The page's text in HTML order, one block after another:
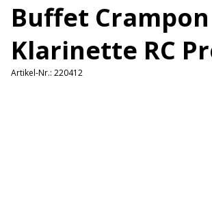
Buffet Crampon
Klarinette RC
Artikel-Nr.: 220412